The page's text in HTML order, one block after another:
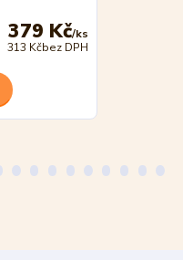
379 Kč/ks
313 Kčbez DPH